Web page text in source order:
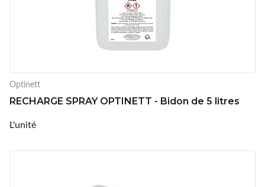
Optinett
RECHARGE SPRAY OPTINETT - Bidon de 5 litres
L'unité